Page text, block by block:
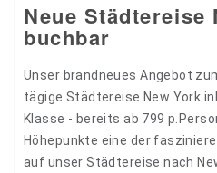
Neue Städtereise
buchbar
Unser brandneues Angebot
tägige Städtereise New York
Klasse - bereits ab 799
Höhepunkte eine der
auf unser Städtereise nach